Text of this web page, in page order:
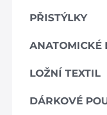
PŘISTÝLKY
ANATOMICKÉ
LOŽNÍ TEXTIL
DÁRKOVÉ